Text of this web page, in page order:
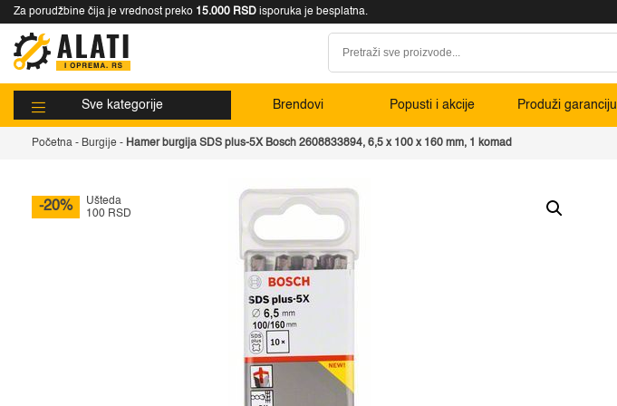
Za porudžbine čija je vrednost preko 15.000 RSD isporuka je besplatna.
Sve kategorije Brendovi Popusti i akcije Produži garanciju
Početna - Burgije - Hamer burgija SDS plus-5X Bosch 2608833894, 6,5 x 100 x 160 mm, 1 komad
-20%
Ušteda
100 RSD